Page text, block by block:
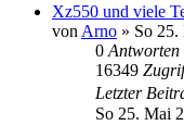
Xz550 und viele
von Arno » So
0 Antworten
16349
Letzter
So 25. Mai